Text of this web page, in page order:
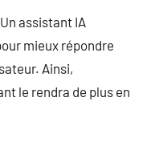
assistant IA
mieux répondre
Ainsi,
le rendra de plus en